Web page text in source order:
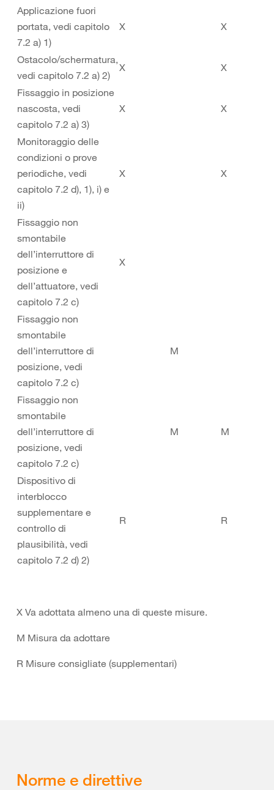
Applicazione fuori
portata, vedi capitolo
7.2 a) 1)
X X
Ostacolo/schermatura,
vedi capitolo 7.2 a) 2)
X X
Fissaggio in posizione
nascosta, vedi
capitolo 7.2 a) 3)
X X
Monitoraggio delle
condizioni o prove
periodiche, vedi
capitolo 7.2 d), 1), i) e
ii)
X X
Fissaggio non
smontabile
dell’interruttore di
posizione e
dell’attuatore, vedi
capitolo 7.2 c)
X
Fissaggio non
smontabile
dell’interruttore di
posizione, vedi
capitolo 7.2 c)
M
Fissaggio non
smontabile
dell’interruttore di
posizione, vedi
capitolo 7.2 c)
M M
Dispositivo di
interblocco
supplementare e
controllo di
plausibilità, vedi
capitolo 7.2 d) 2)
R R
X Va adottata almeno una di queste misure.
M Misura da adottare
R Misure consigliate (supplementari)
Norme e direttive